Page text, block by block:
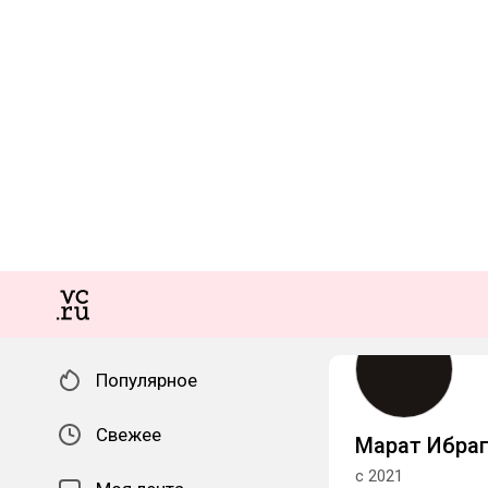
Популярное
Свежее Марат
с 2021